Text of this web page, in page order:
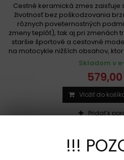
Cestné keramická zmes zaisťuje
životnosť bez poškodzovania
rôznych poveternostných
zmeny teplôt), tak aj pri zmenách
staršie športové a cestovné
na motocykle nižších obsahov,
Skladom v
Vložiť do
Pridať k
!!!